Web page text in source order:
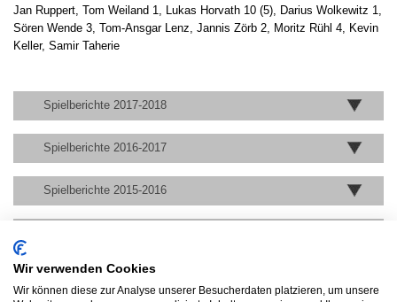
Jan Ruppert, Tom Weiland 1, Lukas Horvath 10 (5), Darius Wolkewitz 1,
Sören Wende 3, Tom-Ansgar Lenz, Jannis Zörb 2, Moritz Rühl 4, Kevin
Keller, Samir Taherie
Spielberichte 2017-2018
Spielberichte 2016-2017
Spielberichte 2015-2016
Spielberichte 2013-2014
Wir verwenden Cookies
Wir können diese zur Analyse unserer Besucherdaten platzieren, um unsere